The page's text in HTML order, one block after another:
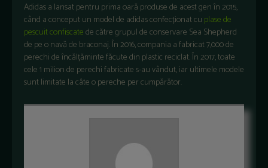
Adidas a lansat pentru prima oară produse de acest gen în 2015,
când a conceput un model de adidas confecționat cu plase de
pescuit confiscatede către grupul de conservare Sea Shepherd
de pe o navă de braconaj. În 2016, compania a fabricat 7,000 de
perechi de încălțăminte făcute din plastic reciclat. În 2017, toate
cele 1 milion de perechi fabricate s-au vândut, iar ultimele modele
sunt limitate la câte o pereche per cumpărător.